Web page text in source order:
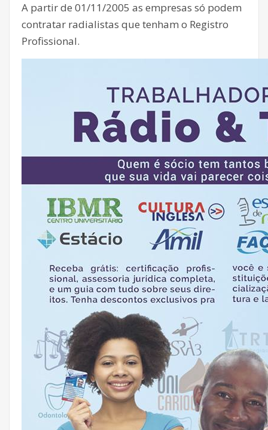
A partir de 01/11/2005 as empresas só podem
contratar radialistas que tenham o Registro
Profissional.